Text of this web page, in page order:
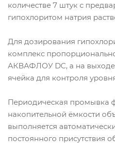
количестве 7 штук с
гипохлоритом натрия
Для дозирования
комплекс
АКВАФЛОУ DC, а на выходе
ячейка для контроля
Периодическая промывка
накопительной ёмкости
выполняется
постоянного присутствия